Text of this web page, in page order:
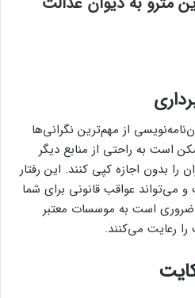
از مهم‌ترین نگرانی‌ها
است به راحتی از منابع دیگر
را بدون اجازه کپی کنند. این رفتار
می‌تواند عواقب قانونی برای شما
ضروری است به موسسات معتبر
رعایت می‌کنند.